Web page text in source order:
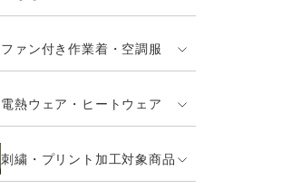
ファン付き作業着・空調服
電熱ウェア・ヒートウェア
刺繍・プリント加工対象商品